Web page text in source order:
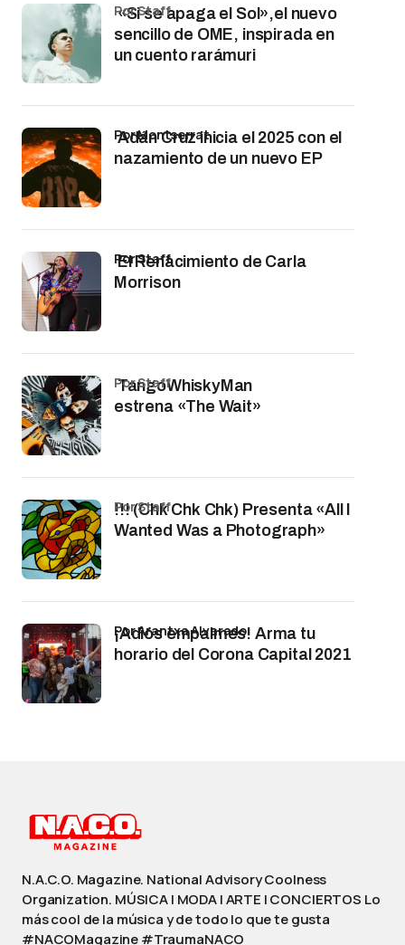
«Si se apaga el Sol»,el nuevo
sencillo de OME, inspirada en
un cuento rarámuri
por Staff
Adán Cruz inicia el 2025 con el
nazamiento de un nuevo EP
por Montserrat
El Renacimiento de Carla
Morrison
por Staff
TangoWhiskyMan
estrena «The Wait»
por Staff
!!! (Chk Chk Chk) Presenta «All I
Wanted Was a Photograph»
por Staff
¡Adiós empalmes! Arma tu
horario del Corona Capital 2021
por Arantxa Alvarado
N.A.C.O. Magazine. National Advisory Coolness
Organization. MÚSICA | MODA | ARTE | CONCIERTOS Lo
más cool de la música y de todo lo que te gusta
#NACOMagazine #TraumaNACO